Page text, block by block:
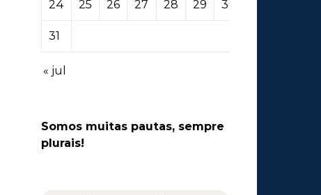
24 25 26 27 28 29 30
31
« jul
Somos muitas pautas, sempre
plurais!